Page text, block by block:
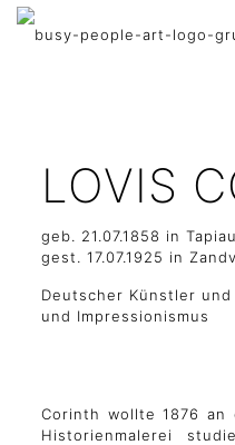
LOVIS
geb. 21.07.1858 in
gest. 17.07.1925 in
Deutscher Künstler
und Impressionismus
Corinth wollte 1876 an
Historienmalerei